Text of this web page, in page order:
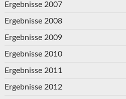
Ergebnisse 2007
Ergebnisse 2008
Ergebnisse 2009
Ergebnisse 2010
Ergebnisse 2011
Ergebnisse 2012